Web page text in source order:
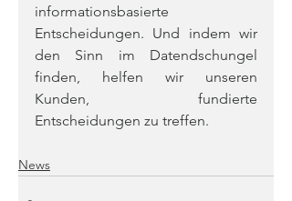
informationsbasierte
Entscheidungen. Und indem wir
den Sinn im Datendschungel
finden, helfen wir unseren
Kunden, fundierte
Entscheidungen zu treffen.
News